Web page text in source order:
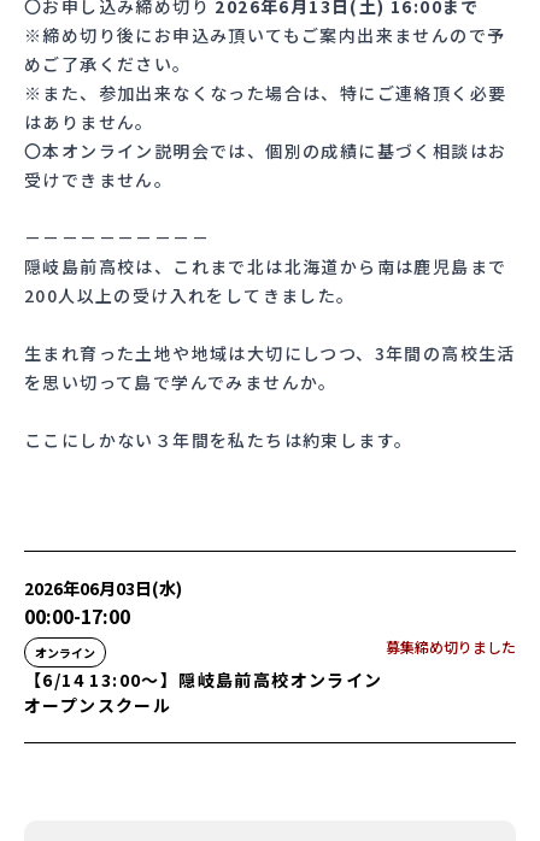
〇お申し込み締め切り 2026年6月13日(土) 16:00まで
※締め切り後にお申込み頂いてもご案内出来ませんので予
めご了承ください。
※また、参加出来なくなった場合は、特にご連絡頂く必要
はありません。
〇本オンライン説明会では、個別の成績に基づく相談はお
受けできません。
－－－－－－－－－－
隠岐島前高校は、これまで北は北海道から南は鹿児島まで
200人以上の受け入れをしてきました。
生まれ育った土地や地域は大切にしつつ、3年間の高校生活
を思い切って島で学んでみませんか。
ここにしかない３年間を私たちは約束します。
2026年06月03日(水)
00:00-17:00
オンライン
【6/14 13:00〜】隠岐島前高校オンライン
オープンスクール
募集締め切りました